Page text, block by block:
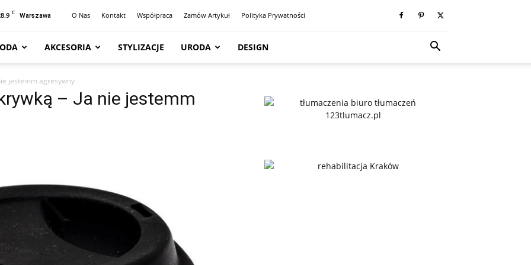
C Warszawa O Nas Kontakt Współpraca Zamów Artykuł Polityka Prywatności
AKCESORIA STYLIZACJE URODA DESIGN
jestemm agresywny
– Ja nie jestemm